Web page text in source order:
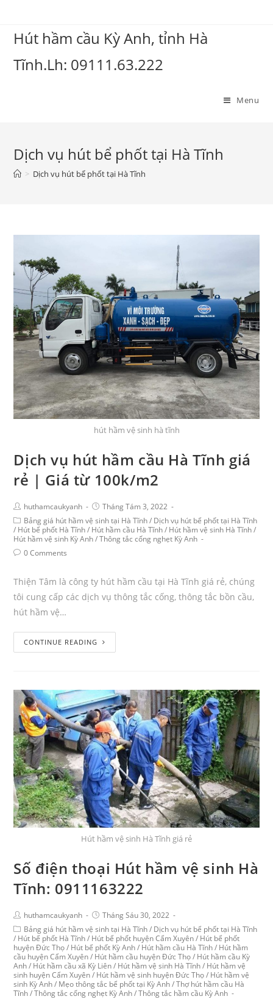
Hút hầm cầu Kỳ Anh, tỉnh Hà
Tĩnh.Lh: 09111.63.222
Menu
Dịch vụ hút bể phốt tại Hà Tĩnh
> Dịch vụ hút bể phốt tại Hà Tĩnh
hút hầm vệ sinh hà tĩnh
Dịch vụ hút hầm cầu Hà Tĩnh giá
rẻ | Giá từ 100k/m2
huthamcaukyanh
Tháng Tám 3, 2022
Bảng giá hút hầm vệ sinh tại Hà Tĩnh / Dịch vụ hút bể phốt tại Hà Tĩnh
/ Hút bể phốt Hà Tĩnh / Hút hầm cầu Hà Tĩnh / Hút hầm vệ sinh Hà Tĩnh /
Hút hầm vệ sinh Kỳ Anh / Thông tắc cống nghẹt Kỳ Anh
0 Comments
Thiện Tâm là công ty hút hầm cầu tại Hà Tĩnh giá rẻ, chúng
tôi cung cấp các dịch vụ thông tắc cống, thông tắc bồn cầu,
hút hầm vệ…
CONTINUE READING
Hút hầm vệ sinh Hà Tĩnh giá rẻ
Số điện thoại Hút hầm vệ sinh Hà
Tĩnh: 0911163222
huthamcaukyanh
Tháng Sáu 30, 2022
Bảng giá hút hầm vệ sinh tại Hà Tĩnh / Dịch vụ hút bể phốt tại Hà Tĩnh
/ Hút bể phốt Hà Tĩnh / Hút bể phốt huyện Cẩm Xuyên / Hút bể phốt
huyện Đức Thọ / Hút bể phốt Kỳ Anh / Hút hầm cầu Hà Tĩnh / Hút hầm
cầu huyện Cẩm Xuyên / Hút hầm cầu huyện Đức Thọ / Hút hầm cầu Kỳ
Anh / Hút hầm cầu xã Kỳ Liên / Hút hầm vệ sinh Hà Tĩnh / Hút hầm vệ
sinh huyện Cẩm Xuyên / Hút hầm vệ sinh huyện Đức Thọ / Hút hầm vệ
sinh Kỳ Anh / Mẹo thông tắc bể phốt tại Kỳ Anh / Thợ hút hầm cầu Hà
Tĩnh / Thông tắc cống nghẹt Kỳ Anh / Thông tắc hầm cầu Kỳ Anh